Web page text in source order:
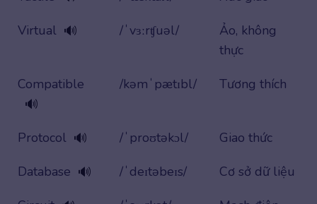
Virtual 🔊 /ˈvɜːrʧuəl/
Ảo, không
thực
Compatible
🔊
/kəmˈpætɪbl/ Tương thích
Protocol 🔊 /ˈproʊtəkɔl/
Giao thức
Database 🔊 /ˈdeɪtəbeɪs/
Cơ sở dữ liệu